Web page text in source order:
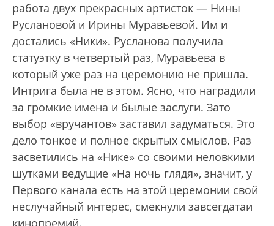
работа двух прекрасных артисток — Нины
Руслановой и Ирины Муравьевой. Им и
достались «Ники». Русланова получила
статуэтку в четвертый раз, Муравьева в
который уже раз на церемонию не пришла.
Интрига была не в этом. Ясно, что наградили
за громкие имена и былые заслуги. Зато
выбор «вручантов» заставил задуматься. Это
дело тонкое и полное скрытых смыслов. Раз
засветились на «Нике» со своими неловкими
шутками ведущие «На ночь глядя», значит, у
Первого канала есть на этой церемонии свой
неслучайный интерес, смекнули завсегдатаи
кинопремий.